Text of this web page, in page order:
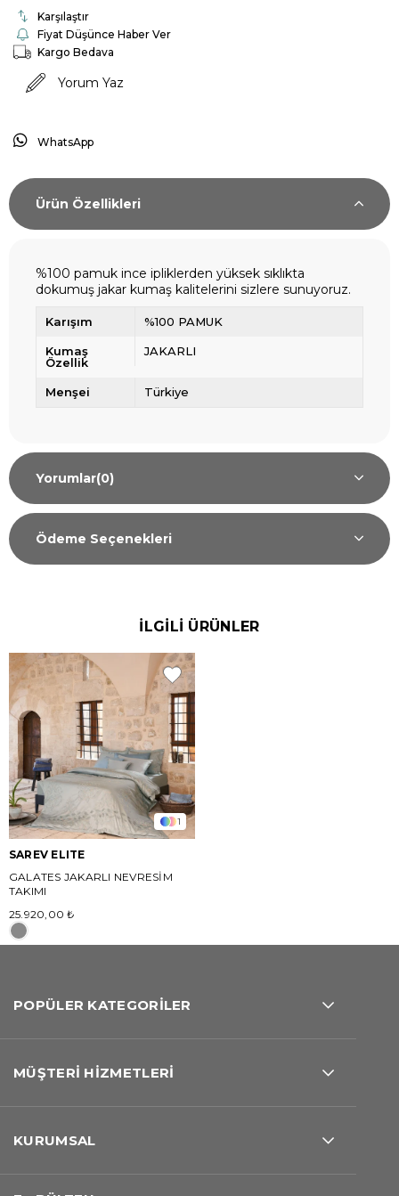
Karşılaştır
Fiyat Düşünce Haber Ver
Kargo Bedava
Yorum Yaz
WhatsApp
Ürün Özellikleri
%100 pamuk ince ipliklerden yüksek sıklıkta
dokumuş jakar kumaş kalitelerini sizlere sunuyoruz.
Karışım %100 PAMUK
Kumaş
Özellik
JAKARLI
Menşei Türkiye
Yorumlar(0)
Ödeme Seçenekleri
İLGİLİ ÜRÜNLER
1
SAREV ELITE
GALATES JAKARLI NEVRESİM
TAKIMI
25.920,00 ₺
POPÜLER KATEGORİLER
MÜŞTERİ HİZMETLERİ
KURUMSAL